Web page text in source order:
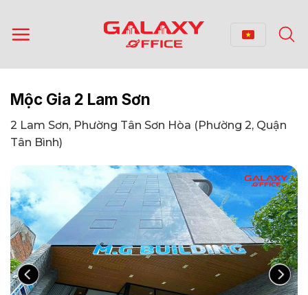
qua
nội
Mộc Gia 2 Lam Sơn
2 Lam Sơn, Phường Tân Sơn Hòa (Phường 2, Quận
Tân Bình)